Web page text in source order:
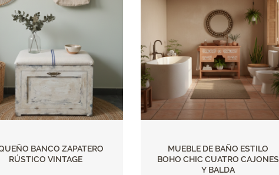
BANCO ZAPATERO
RÚSTICO VINTAGE
MUEBLE DE BAÑO ESTILO
BOHO CHIC CUATRO CAJONES
Y BALDA